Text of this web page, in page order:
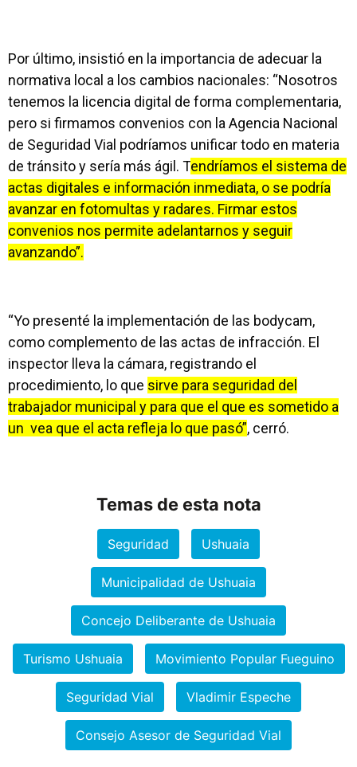
Por último, insistió en la importancia de adecuar la
normativa local a los cambios nacionales: “Nosotros
tenemos la licencia digital de forma complementaria,
pero si firmamos convenios con la Agencia Nacional
de Seguridad Vial podríamos unificar todo en materia
de tránsito y sería más ágil. Tendríamos el sistema de
actas digitales e información inmediata, o se podría
avanzar en fotomultas y radares. Firmar estos
convenios nos permite adelantarnos y seguir
avanzando”.
“Yo presenté la implementación de las bodycam,
como complemento de las actas de infracción. El
inspector lleva la cámara, registrando el
procedimiento, lo que sirve para seguridad del
trabajador municipal y para que el que es sometido a
un vea que el acta refleja lo que pasó”, cerró.
Temas de esta nota
Seguridad Ushuaia
Municipalidad de Ushuaia
Concejo Deliberante de Ushuaia
Turismo Ushuaia Movimiento Popular Fueguino
Seguridad Vial Vladimir Espeche
Consejo Asesor de Seguridad Vial